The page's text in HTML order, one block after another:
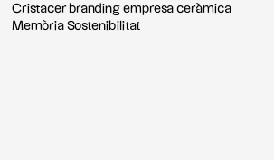
Cristacer branding empresa ceràmica
Memòria Sostenibilitat